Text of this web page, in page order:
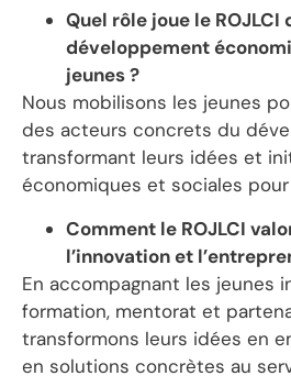
Quel rôle joue le ROJLCI
développement
jeunes ?
Nous mobilisons les jeunes
des acteurs concrets du
transformant leurs idées et
économiques et sociales pour
Comment le ROJLCI
l’innovation et
En accompagnant les jeunes
formation, mentorat et
transformons leurs idées en
en solutions concrètes au